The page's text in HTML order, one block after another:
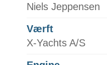
Niels Jeppensen
Værft
X-Yachts A/S